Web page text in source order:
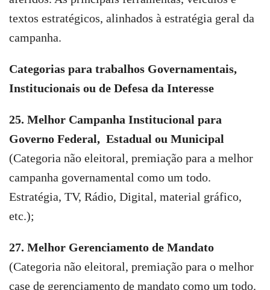
textos estratégicos, alinhados à estratégia geral da
campanha.
Categorias para trabalhos Governamentais,
Institucionais ou de Defesa da Interesse
25. Melhor Campanha Institucional para
Governo Federal, Estadual ou Municipal
(Categoria não eleitoral, premiação para a melhor
campanha governamental como um todo.
Estratégia, TV, Rádio, Digital, material gráfico,
etc.);
27. Melhor Gerenciamento de Mandato
(Categoria não eleitoral, premiação para o melhor
case de gerenciamento de mandato como um todo.